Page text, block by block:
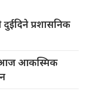
प्रशासनिक
आज आकस्मिक